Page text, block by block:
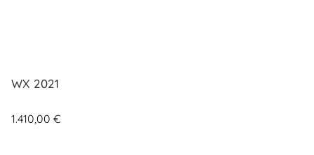
WX 2021
1.410,00 €